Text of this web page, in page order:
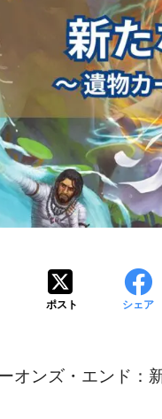
ポスト シェア
オンズ・エンド：